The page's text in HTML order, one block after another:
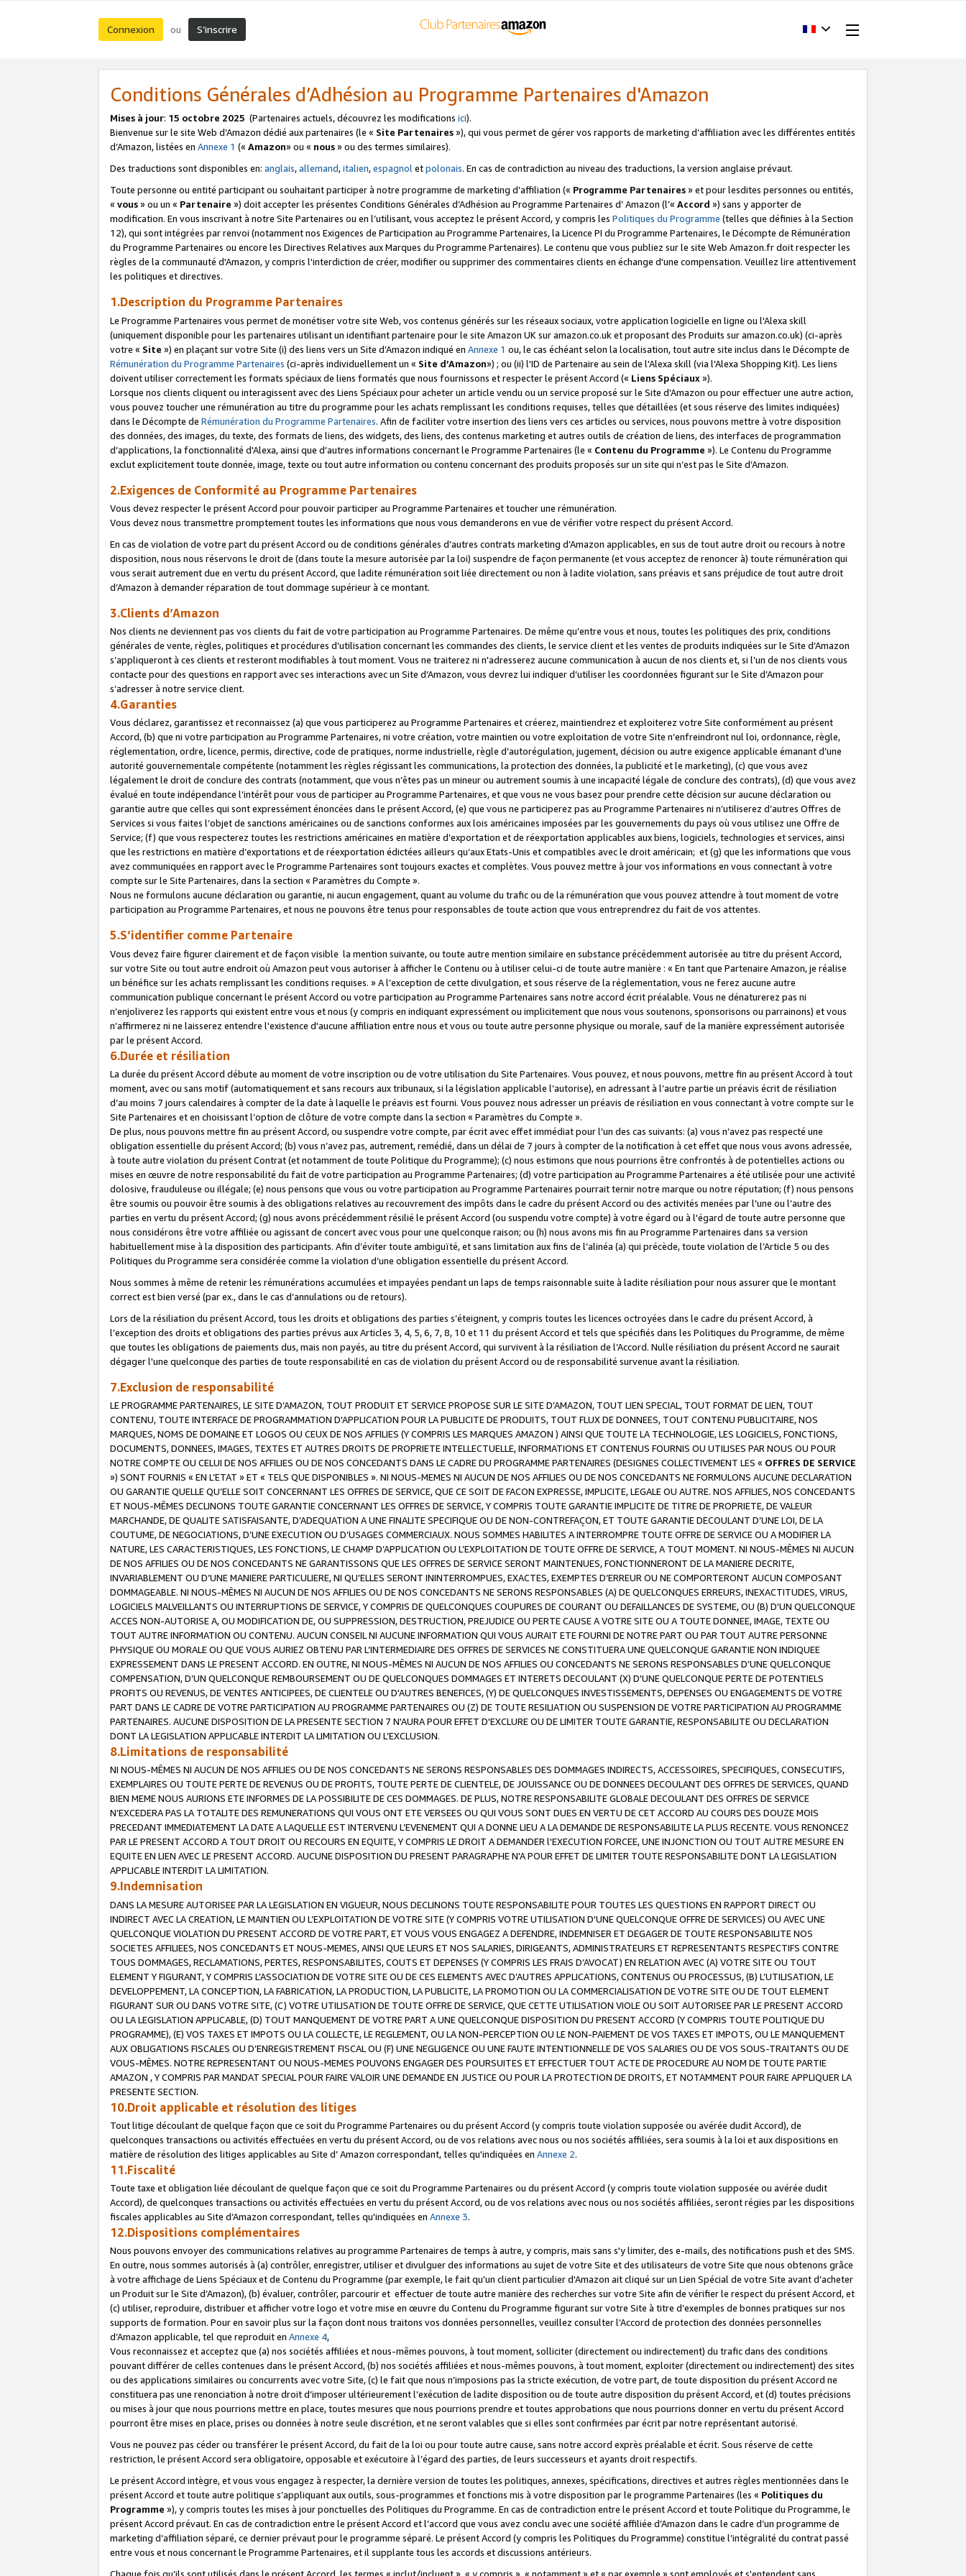
Connexion ou S’inscrire
Conditions Générales d’Adhésion au Programme Partenaires d'Amazon
Mises à jour: 15 octobre 2025 (Partenaires actuels, découvrez les modifications ici).
Bienvenue sur le site Web d’Amazon dédié aux partenaires (le « Site Partenaires»), qui vous permet de gérer vos rapports de marketing d’affiliation avec les différentes entités
d’Amazon, listées en Annexe 1 (« Amazon» ou « nous» ou des termes similaires).
Des traductions sont disponibles en: anglais,allemand,italien,espagnoletpolonais. En cas de contradiction au niveau des traductions, la version anglaise prévaut.
Toute personne ou entité participant ou souhaitant participer à notre programme de marketing d’affiliation (« Programme Partenaires» et pour lesdites personnes ou entités,
« vous» ou un « Partenaire ») doit accepter les présentes Conditions Générales d’Adhésion au Programme Partenaires d’ Amazon (l’« Accord ») sans y apporter de
modification. En vous inscrivant à notre Site Partenaires ou en l’utilisant, vous acceptez le présent Accord, y compris les Politiques du Programme (telles que définies à la Section
12), qui sont intégrées par renvoi (notamment nos Exigences de Participation au Programme Partenaires, la Licence PI du Programme Partenaires, le Décompte de Rémunération
du Programme Partenaires ou encore les Directives Relatives aux Marques du Programme Partenaires). Le contenu que vous publiez sur le site Web Amazon.fr doit respecter les
règles de la communauté d'Amazon, y compris l'interdiction de créer, modifier ou supprimer des commentaires clients en échange d'une compensation. Veuillez lire attentivement
les politiques et directives.
1.Description du Programme Partenaires
Le Programme Partenaires vous permet de monétiser votre site Web, vos contenus générés sur les réseaux sociaux, votre application logicielle en ligne ou l'Alexa skill
(uniquement disponible pour les partenaires utilisant un identifiant partenaire pour le site Amazon UK sur amazon.co.uk et proposant des Produits sur amazon.co.uk) (ci-après
votre « Site ») en plaçant sur votre Site (i) des liens vers un Site d’Amazon indiqué en Annexe 1 ou, le cas échéant selon la localisation, tout autre site inclus dans le Décompte de
Rémunération du Programme Partenaires (ci-après individuellement un « Site d’Amazon») ; ou (ii) l'ID de Partenaire au sein de l'Alexa skill (via l'Alexa Shopping Kit). Les liens
doivent utiliser correctement les formats spéciaux de liens formatés que nous fournissons et respecter le présent Accord (« Liens Spéciaux»).
Lorsque nos clients cliquent ou interagissent avec des Liens Spéciaux pour acheter un article vendu ou un service proposé sur le Site d’Amazon ou pour effectuer une autre action,
vous pouvez toucher une rémunération au titre du programme pour les achats remplissant les conditions requises, telles que détaillées (et sous réserve des limites indiquées)
dans le Décompte de Rémunération du Programme Partenaires. Afin de faciliter votre insertion des liens vers ces articles ou services, nous pouvons mettre à votre disposition
des données, des images, du texte, des formats de liens, des widgets, des liens, des contenus marketing et autres outils de création de liens, des interfaces de programmation
d’applications, la fonctionnalité d'Alexa, ainsi que d’autres informations concernant le Programme Partenaires (le « Contenu du Programme »). Le Contenu du Programme
exclut explicitement toute donnée, image, texte ou tout autre information ou contenu concernant des produits proposés sur un site qui n’est pas le Site d’Amazon.
2.Exigences de Conformité au Programme Partenaires
Vous devez respecter le présent Accord pour pouvoir participer au Programme Partenaires et toucher une rémunération.
Vous devez nous transmettre promptement toutes les informations que nous vous demanderons en vue de vérifier votre respect du présent Accord.
En cas de violation de votre part du présent Accord ou de conditions générales d’autres contrats marketing d’Amazon applicables, en sus de tout autre droit ou recours à notre
disposition, nous nous réservons le droit de (dans toute la mesure autorisée par la loi) suspendre de façon permanente (et vous acceptez de renoncer à) toute rémunération qui
vous serait autrement due en vertu du présent Accord, que ladite rémunération soit liée directement ou non à ladite violation, sans préavis et sans préjudice de tout autre droit
d’Amazon à demander réparation de tout dommage supérieur à ce montant.
3.Clients d’Amazon
Nos clients ne deviennent pas vos clients du fait de votre participation au Programme Partenaires. De même qu’entre vous et nous, toutes les politiques des prix, conditions
générales de vente, règles, politiques et procédures d’utilisation concernant les commandes des clients, le service client et les ventes de produits indiquées sur le Site d’Amazon
s’appliqueront à ces clients et resteront modifiables à tout moment. Vous ne traiterez ni n'adresserez aucune communication à aucun de nos clients et, si l’un de nos clients vous
contacte pour des questions en rapport avec ses interactions avec un Site d’Amazon, vous devrez lui indiquer d’utiliser les coordonnées figurant sur le Site d’Amazon pour
s’adresser à notre service client.
4.Garanties
Vous déclarez, garantissez et reconnaissez (a) que vous participerez au Programme Partenaires et créerez, maintiendrez et exploiterez votre Site conformément au présent
Accord, (b) que ni votre participation au Programme Partenaires, ni votre création, votre maintien ou votre exploitation de votre Site n’enfreindront nul loi, ordonnance, règle,
réglementation, ordre, licence, permis, directive, code de pratiques, norme industrielle, règle d’autorégulation, jugement, décision ou autre exigence applicable émanant d’une
autorité gouvernementale compétente (notamment les règles régissant les communications, la protection des données, la publicité et le marketing), (c) que vous avez
légalement le droit de conclure des contrats (notamment, que vous n’êtes pas un mineur ou autrement soumis à une incapacité légale de conclure des contrats), (d) que vous avez
évalué en toute indépendance l’intérêt pour vous de participer au Programme Partenaires, et que vous ne vous basez pour prendre cette décision sur aucune déclaration ou
garantie autre que celles qui sont expressément énoncées dans le présent Accord, (e) que vous ne participerez pas au Programme Partenaires ni n’utiliserez d’autres Offres de
Services si vous faites l’objet de sanctions américaines ou de sanctions conformes aux lois américaines imposées par les gouvernements du pays où vous utilisez une Offre de
Service; (f) que vous respecterez toutes les restrictions américaines en matière d’exportation et de réexportation applicables aux biens, logiciels, technologies et services, ainsi
que les restrictions en matière d’exportations et de réexportation édictées ailleurs qu’aux Etats-Unis et compatibles avec le droit américain; et (g) que les informations que vous
avez communiquées en rapport avec le Programme Partenaires sont toujours exactes et complètes. Vous pouvez mettre à jour vos informations en vous connectant à votre
compte sur le Site Partenaires, dans la section « Paramètres du Compte ».
Nous ne formulons aucune déclaration ou garantie, ni aucun engagement, quant au volume du trafic ou de la rémunération que vous pouvez attendre à tout moment de votre
participation au Programme Partenaires, et nous ne pouvons être tenus pour responsables de toute action que vous entreprendrez du fait de vos attentes.
5.S’identifier comme Partenaire
Vous devez faire figurer clairement et de façon visible la mention suivante, ou toute autre mention similaire en substance précédemment autorisée au titre du présent Accord,
sur votre Site ou tout autre endroit où Amazon peut vous autoriser à afficher le Contenu ou à utiliser celui-ci de toute autre manière : « En tant que Partenaire Amazon, je réalise
un bénéfice sur les achats remplissant les conditions requises. » A l’exception de cette divulgation, et sous réserve de la réglementation, vous ne ferez aucune autre
communication publique concernant le présent Accord ou votre participation au Programme Partenaires sans notre accord écrit préalable. Vous ne dénaturerez pas ni
n’enjoliverez les rapports qui existent entre vous et nous (y compris en indiquant expressément ou implicitement que nous vous soutenons, sponsorisons ou parrainons) et vous
n’affirmerez ni ne laisserez entendre l'existence d'aucune affiliation entre nous et vous ou toute autre personne physique ou morale, sauf de la manière expressément autorisée
par le présent Accord.
6.Durée et résiliation
La durée du présent Accord débute au moment de votre inscription ou de votre utilisation du Site Partenaires. Vous pouvez, et nous pouvons, mettre fin au présent Accord à tout
moment, avec ou sans motif (automatiquement et sans recours aux tribunaux, si la législation applicable l’autorise), en adressant à l’autre partie un préavis écrit de résiliation
d’au moins 7 jours calendaires à compter de la date à laquelle le préavis est fourni. Vous pouvez nous adresser un préavis de résiliation en vous connectant à votre compte sur le
Site Partenaires et en choisissant l’option de clôture de votre compte dans la section « Paramètres du Compte ».
De plus, nous pouvons mettre fin au présent Accord, ou suspendre votre compte, par écrit avec effet immédiat pour l’un des cas suivants: (a) vous n’avez pas respecté une
obligation essentielle du présent Accord; (b) vous n’avez pas, autrement, remédié, dans un délai de 7 jours à compter de la notification à cet effet que nous vous avons adressée,
à toute autre violation du présent Contrat (et notamment de toute Politique du Programme); (c) nous estimons que nous pourrions être confrontés à de potentielles actions ou
mises en œuvre de notre responsabilité du fait de votre participation au Programme Partenaires; (d) votre participation au Programme Partenaires a été utilisée pour une activité
dolosive, frauduleuse ou illégale; (e) nous pensons que vous ou votre participation au Programme Partenaires pourrait ternir notre marque ou notre réputation; (f) nous pensons
être soumis ou pouvoir être soumis à des obligations relatives au recouvrement des impôts dans le cadre du présent Accord ou des activités menées par l’une ou l’autre des
parties en vertu du présent Accord; (g) nous avons précédemment résilié le présent Accord (ou suspendu votre compte) à votre égard ou à l'égard de toute autre personne que
nous considérons être votre affiliée ou agissant de concert avec vous pour une quelconque raison; ou (h) nous avons mis fin au Programme Partenaires dans sa version
habituellement mise à la disposition des participants. Afin d’éviter toute ambiguïté, et sans limitation aux fins de l’alinéa (a) qui précède, toute violation de l’Article 5 ou des
Politiques du Programme sera considérée comme la violation d’une obligation essentielle du présent Accord.
Nous sommes à même de retenir les rémunérations accumulées et impayées pendant un laps de temps raisonnable suite à ladite résiliation pour nous assurer que le montant
correct est bien versé (par ex., dans le cas d’annulations ou de retours).
Lors de la résiliation du présent Accord, tous les droits et obligations des parties s’éteignent, y compris toutes les licences octroyées dans le cadre du présent Accord, à
l’exception des droits et obligations des parties prévus aux Articles 3, 4, 5, 6, 7, 8, 10 et 11 du présent Accord et tels que spécifiés dans les Politiques du Programme, de même
que toutes les obligations de paiements dus, mais non payés, au titre du présent Accord, qui survivent à la résiliation de l’Accord. Nulle résiliation du présent Accord ne saurait
dégager l'une quelconque des parties de toute responsabilité en cas de violation du présent Accord ou de responsabilité survenue avant la résiliation.
7.Exclusion de responsabilité
LE PROGRAMME PARTENAIRES, LE SITE D’AMAZON, TOUT PRODUIT ET SERVICE PROPOSE SUR LE SITE D’AMAZON, TOUT LIEN SPECIAL, TOUT FORMAT DE LIEN, TOUT
CONTENU, TOUTE INTERFACE DE PROGRAMMATION D'APPLICATION POUR LA PUBLICITE DE PRODUITS, TOUT FLUX DE DONNEES, TOUT CONTENU PUBLICITAIRE, NOS
MARQUES, NOMS DE DOMAINE ET LOGOS OU CEUX DE NOS AFFILIES (Y COMPRIS LES MARQUES AMAZON ) AINSI QUE TOUTE LA TECHNOLOGIE, LES LOGICIELS, FONCTIONS,
DOCUMENTS, DONNEES, IMAGES, TEXTES ET AUTRES DROITS DE PROPRIETE INTELLECTUELLE, INFORMATIONS ET CONTENUS FOURNIS OU UTILISES PAR NOUS OU POUR
NOTRE COMPTE OU CELUI DE NOS AFFILIES OU DE NOS CONCEDANTS DANS LE CADRE DU PROGRAMME PARTENAIRES (DESIGNES COLLECTIVEMENT LES « OFFRES DE SERVICE
») SONT FOURNIS « EN L’ETAT » ET « TELS QUE DISPONIBLES ». NI NOUS-MEMES NI AUCUN DE NOS AFFILIES OU DE NOS CONCEDANTS NE FORMULONS AUCUNE DECLARATION
OU GARANTIE QUELLE QU’ELLE SOIT CONCERNANT LES OFFRES DE SERVICE, QUE CE SOIT DE FACON EXPRESSE, IMPLICITE, LEGALE OU AUTRE. NOS AFFILIES, NOS CONCEDANTS
ET NOUS-MÊMES DECLINONS TOUTE GARANTIE CONCERNANT LES OFFRES DE SERVICE, Y COMPRIS TOUTE GARANTIE IMPLICITE DE TITRE DE PROPRIETE, DE VALEUR
MARCHANDE, DE QUALITE SATISFAISANTE, D’ADEQUATION A UNE FINALITE SPECIFIQUE OU DE NON-CONTREFAÇON, ET TOUTE GARANTIE DECOULANT D’UNE LOI, DE LA
COUTUME, DE NEGOCIATIONS, D’UNE EXECUTION OU D’USAGES COMMERCIAUX. NOUS SOMMES HABILITES A INTERROMPRE TOUTE OFFRE DE SERVICE OU A MODIFIER LA
NATURE, LES CARACTERISTIQUES, LES FONCTIONS, LE CHAMP D’APPLICATION OU L’EXPLOITATION DE TOUTE OFFRE DE SERVICE, A TOUT MOMENT. NI NOUS-MÊMES NI AUCUN
DE NOS AFFILIES OU DE NOS CONCEDANTS NE GARANTISSONS QUE LES OFFRES DE SERVICE SERONT MAINTENUES, FONCTIONNERONT DE LA MANIERE DECRITE,
INVARIABLEMENT OU D’UNE MANIERE PARTICULIERE, NI QU’ELLES SERONT ININTERROMPUES, EXACTES, EXEMPTES D’ERREUR OU NE COMPORTERONT AUCUN COMPOSANT
DOMMAGEABLE. NI NOUS-MÊMES NI AUCUN DE NOS AFFILIES OU DE NOS CONCEDANTS NE SERONS RESPONSABLES (A) DE QUELCONQUES ERREURS, INEXACTITUDES, VIRUS,
LOGICIELS MALVEILLANTS OU INTERRUPTIONS DE SERVICE, Y COMPRIS DE QUELCONQUES COUPURES DE COURANT OU DEFAILLANCES DE SYSTEME, OU (B) D'UN QUELCONQUE
ACCES NON-AUTORISE A, OU MODIFICATION DE, OU SUPPRESSION, DESTRUCTION, PREJUDICE OU PERTE CAUSE A VOTRE SITE OU A TOUTE DONNEE, IMAGE, TEXTE OU
TOUT AUTRE INFORMATION OU CONTENU. AUCUN CONSEIL NI AUCUNE INFORMATION QUI VOUS AURAIT ETE FOURNI DE NOTRE PART OU PAR TOUT AUTRE PERSONNE
PHYSIQUE OU MORALE OU QUE VOUS AURIEZ OBTENU PAR L’INTERMEDIAIRE DES OFFRES DE SERVICES NE CONSTITUERA UNE QUELCONQUE GARANTIE NON INDIQUEE
EXPRESSEMENT DANS LE PRESENT ACCORD. EN OUTRE, NI NOUS-MÊMES NI AUCUN DE NOS AFFILIES OU CONCEDANTS NE SERONS RESPONSABLES D’UNE QUELCONQUE
COMPENSATION, D’UN QUELCONQUE REMBOURSEMENT OU DE QUELCONQUES DOMMAGES ET INTERETS DECOULANT (X) D'UNE QUELCONQUE PERTE DE POTENTIELS
PROFITS OU REVENUS, DE VENTES ANTICIPEES, DE CLIENTELE OU D'AUTRES BENEFICES, (Y) DE QUELCONQUES INVESTISSEMENTS, DEPENSES OU ENGAGEMENTS DE VOTRE
PART DANS LE CADRE DE VOTRE PARTICIPATION AU PROGRAMME PARTENAIRES OU (Z) DE TOUTE RESILIATION OU SUSPENSION DE VOTRE PARTICIPATION AU PROGRAMME
PARTENAIRES. AUCUNE DISPOSITION DE LA PRESENTE SECTION 7 N'AURA POUR EFFET D'EXCLURE OU DE LIMITER TOUTE GARANTIE, RESPONSABILITE OU DECLARATION
DONT LA LEGISLATION APPLICABLE INTERDIT LA LIMITATION OU L’EXCLUSION.
8.Limitations de responsabilité
NI NOUS-MÊMES NI AUCUN DE NOS AFFILIES OU DE NOS CONCEDANTS NE SERONS RESPONSABLES DES DOMMAGES INDIRECTS, ACCESSOIRES, SPECIFIQUES, CONSECUTIFS,
EXEMPLAIRES OU TOUTE PERTE DE REVENUS OU DE PROFITS, TOUTE PERTE DE CLIENTELE, DE JOUISSANCE OU DE DONNEES DECOULANT DES OFFRES DE SERVICES, QUAND
BIEN MEME NOUS AURIONS ETE INFORMES DE LA POSSIBILITE DE CES DOMMAGES. DE PLUS, NOTRE RESPONSABILITE GLOBALE DECOULANT DES OFFRES DE SERVICE
N’EXCEDERA PAS LA TOTALITE DES REMUNERATIONS QUI VOUS ONT ETE VERSEES OU QUI VOUS SONT DUES EN VERTU DE CET ACCORD AU COURS DES DOUZE MOIS
PRECEDANT IMMEDIATEMENT LA DATE A LAQUELLE EST INTERVENU L’EVENEMENT QUI A DONNE LIEU A LA DEMANDE DE RESPONSABILITE LA PLUS RECENTE. VOUS RENONCEZ
PAR LE PRESENT ACCORD A TOUT DROIT OU RECOURS EN EQUITE, Y COMPRIS LE DROIT A DEMANDER l'EXECUTION FORCEE, UNE INJONCTION OU TOUT AUTRE MESURE EN
EQUITE EN LIEN AVEC LE PRESENT ACCORD. AUCUNE DISPOSITION DU PRESENT PARAGRAPHE N'A POUR EFFET DE LIMITER TOUTE RESPONSABILITE DONT LA LEGISLATION
APPLICABLE INTERDIT LA LIMITATION.
9.Indemnisation
DANS LA MESURE AUTORISEE PAR LA LEGISLATION EN VIGUEUR, NOUS DECLINONS TOUTE RESPONSABILITE POUR TOUTES LES QUESTIONS EN RAPPORT DIRECT OU
INDIRECT AVEC LA CREATION, LE MAINTIEN OU L’EXPLOITATION DE VOTRE SITE (Y COMPRIS VOTRE UTILISATION D'UNE QUELCONQUE OFFRE DE SERVICES) OU AVEC UNE
QUELCONQUE VIOLATION DU PRESENT ACCORD DE VOTRE PART, ET VOUS VOUS ENGAGEZ A DEFENDRE, INDEMNISER ET DEGAGER DE TOUTE RESPONSABILITE NOS
SOCIETES AFFILIEES, NOS CONCEDANTS ET NOUS-MEMES, AINSI QUE LEURS ET NOS SALARIES, DIRIGEANTS, ADMINISTRATEURS ET REPRESENTANTS RESPECTIFS CONTRE
TOUS DOMMAGES, RECLAMATIONS, PERTES, RESPONSABILITES, COUTS ET DEPENSES (Y COMPRIS LES FRAIS D’AVOCAT) EN RELATION AVEC (A) VOTRE SITE OU TOUT
ELEMENT Y FIGURANT, Y COMPRIS L’ASSOCIATION DE VOTRE SITE OU DE CES ELEMENTS AVEC D’AUTRES APPLICATIONS, CONTENUS OU PROCESSUS, (B) L’UTILISATION, LE
DEVELOPPEMENT, LA CONCEPTION, LA FABRICATION, LA PRODUCTION, LA PUBLICITE, LA PROMOTION OU LA COMMERCIALISATION DE VOTRE SITE OU DE TOUT ELEMENT
FIGURANT SUR OU DANS VOTRE SITE, (C) VOTRE UTILISATION DE TOUTE OFFRE DE SERVICE, QUE CETTE UTILISATION VIOLE OU SOIT AUTORISEE PAR LE PRESENT ACCORD
OU LA LEGISLATION APPLICABLE, (D) TOUT MANQUEMENT DE VOTRE PART A UNE QUELCONQUE DISPOSITION DU PRESENT ACCORD (Y COMPRIS TOUTE POLITIQUE DU
PROGRAMME), (E) VOS TAXES ET IMPOTS OU LA COLLECTE, LE REGLEMENT, OU LA NON-PERCEPTION OU LE NON-PAIEMENT DE VOS TAXES ET IMPOTS, OU LE MANQUEMENT
AUX OBLIGATIONS FISCALES OU D’ENREGISTREMENT FISCAL OU (F) UNE NEGLIGENCE OU UNE FAUTE INTENTIONNELLE DE VOS SALARIES OU DE VOS SOUS-TRAITANTS OU DE
VOUS-MÊMES. NOTRE REPRESENTANT OU NOUS-MEMES POUVONS ENGAGER DES POURSUITES ET EFFECTUER TOUT ACTE DE PROCEDURE AU NOM DE TOUTE PARTIE
AMAZON , Y COMPRIS PAR MANDAT SPECIAL POUR FAIRE VALOIR UNE DEMANDE EN JUSTICE OU POUR LA PROTECTION DE DROITS, ET NOTAMMENT POUR FAIRE APPLIQUER LA
PRESENTE SECTION.
10.Droit applicable et résolution des litiges
Tout litige découlant de quelque façon que ce soit du Programme Partenaires ou du présent Accord (y compris toute violation supposée ou avérée dudit Accord), de
quelconques transactions ou activités effectuées en vertu du présent Accord, ou de vos relations avec nous ou nos sociétés affiliées, sera soumis à la loi et aux dispositions en
matière de résolution des litiges applicables au Site d’ Amazon correspondant, telles qu'indiquées en Annexe 2.
11.Fiscalité
Toute taxe et obligation liée découlant de quelque façon que ce soit du Programme Partenaires ou du présent Accord (y compris toute violation supposée ou avérée dudit
Accord), de quelconques transactions ou activités effectuées en vertu du présent Accord, ou de vos relations avec nous ou nos sociétés affiliées, seront régies par les dispositions
fiscales applicables au Site d’Amazon correspondant, telles qu'indiquées en Annexe 3.
12.Dispositions complémentaires
Nous pouvons envoyer des communications relatives au programme Partenaires de temps à autre, y compris, mais sans s'y limiter, des e-mails, des notifications push et des SMS.
En outre, nous sommes autorisés à (a) contrôler, enregistrer, utiliser et divulguer des informations au sujet de votre Site et des utilisateurs de votre Site que nous obtenons grâce
à votre affichage de Liens Spéciaux et de Contenu du Programme (par exemple, le fait qu’un client particulier d'Amazon ait cliqué sur un Lien Spécial de votre Site avant d’acheter
un Produit sur le Site d’Amazon), (b) évaluer, contrôler, parcourir et effectuer de toute autre manière des recherches sur votre Site afin de vérifier le respect du présent Accord, et
(c) utiliser, reproduire, distribuer et afficher votre logo et votre mise en œuvre du Contenu du Programme figurant sur votre Site à titre d’exemples de bonnes pratiques sur nos
supports de formation. Pour en savoir plus sur la façon dont nous traitons vos données personnelles, veuillez consulter l’Accord de protection des données personnelles
d’Amazon applicable, tel que reproduit en Annexe 4,
Vous reconnaissez et acceptez que (a) nos sociétés affiliées et nous-mêmes pouvons, à tout moment, solliciter (directement ou indirectement) du trafic dans des conditions
pouvant différer de celles contenues dans le présent Accord, (b) nos sociétés affiliées et nous-mêmes pouvons, à tout moment, exploiter (directement ou indirectement) des sites
ou des applications similaires ou concurrents avec votre Site, (c) le fait que nous n’imposions pas la stricte exécution, de votre part, de toute disposition du présent Accord ne
constituera pas une renonciation à notre droit d’imposer ultérieurement l’exécution de ladite disposition ou de toute autre disposition du présent Accord, et (d) toutes précisions
ou mises à jour que nous pourrions mettre en place, toutes mesures que nous pourrions prendre et toutes approbations que nous pourrions donner en vertu du présent Accord
pourront être mises en place, prises ou données à notre seule discrétion, et ne seront valables que si elles sont confirmées par écrit par notre représentant autorisé.
Vous ne pouvez pas céder ou transférer le présent Accord, du fait de la loi ou pour toute autre cause, sans notre accord exprès préalable et écrit. Sous réserve de cette
restriction, le présent Accord sera obligatoire, opposable et exécutoire à l’égard des parties, de leurs successeurs et ayants droit respectifs.
Le présent Accord intègre, et vous vous engagez à respecter, la dernière version de toutes les politiques, annexes, spécifications, directives et autres règles mentionnées dans le
présent Accord et toute autre politique s’appliquant aux outils, sous-programmes et fonctions mis à votre disposition par le programme Partenaires (les « Politiques du
Programme »), y compris toutes les mises à jour ponctuelles des Politiques du Programme. En cas de contradiction entre le présent Accord et toute Politique du Programme, le
présent Accord prévaut. En cas de contradiction entre le présent Accord et l’accord que vous avez conclu avec une société affiliée d’Amazon dans le cadre d’un programme de
marketing d’affiliation séparé, ce dernier prévaut pour le programme séparé. Le présent Accord (y compris les Politiques du Programme) constitue l’intégralité du contrat passé
entre vous et nous concernant le Programme Partenaires, et il supplante tous les accords et discussions antérieurs.